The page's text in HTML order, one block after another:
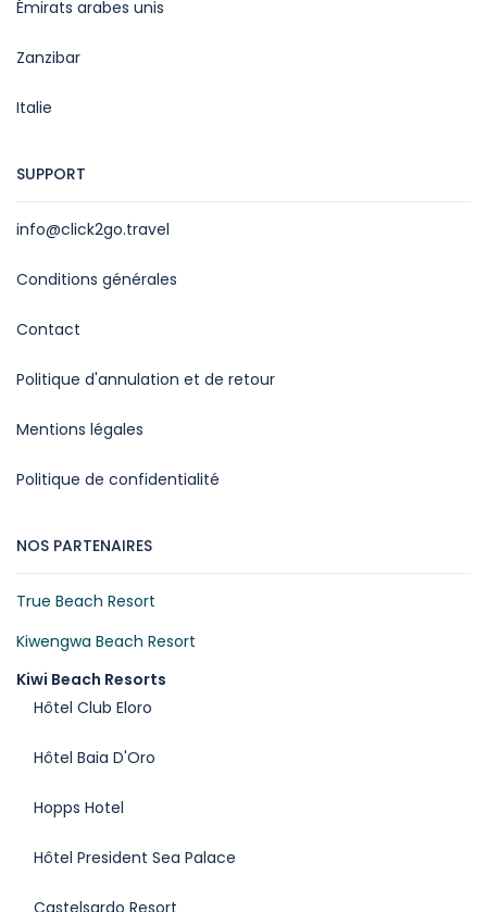
Émirats arabes unis
Zanzibar
Italie
SUPPORT
info@click2go.travel
Conditions générales
Contact
Politique d'annulation et de retour
Mentions légales
Politique de confidentialité
NOS PARTENAIRES
True Beach Resort
Kiwengwa Beach Resort
Kiwi Beach Resorts
Hôtel Club Eloro
Hôtel Baia D'Oro
Hopps Hotel
Hôtel President Sea Palace